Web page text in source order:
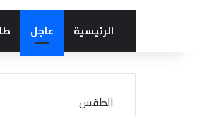
الرئيسية عاجل
الطقس